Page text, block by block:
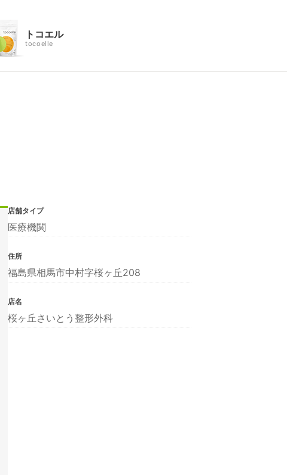
トコエル
tocoelle
店舗タイプ
医療機関
住所
福島県相馬市中村字桜ヶ丘208
店名
桜ヶ丘さいとう整形外科